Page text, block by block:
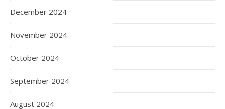
December 2024
November 2024
October 2024
September 2024
August 2024